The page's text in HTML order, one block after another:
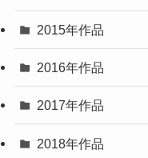
2015年作品
2016年作品
2017年作品
2018年作品